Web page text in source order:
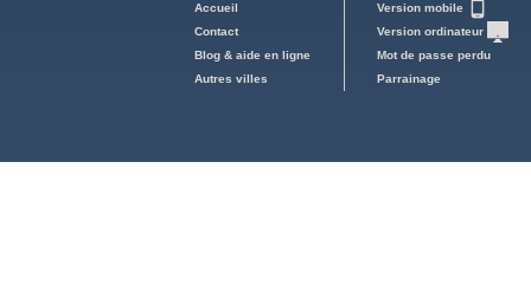
Accueil
Contact
Blog & aide en ligne
Autres villes
Version mobile
Version ordinateur
Mot de passe perdu
Parrainage